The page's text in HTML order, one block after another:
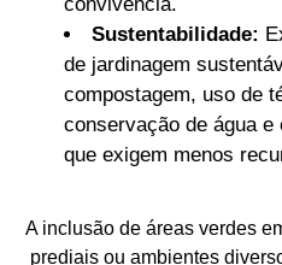
convivência.
Sustentabilidade:
de jardinagem
compostagem, uso de
conservação de água e
que exigem menos
A inclusão de áreas verdes
prediais ou ambientes